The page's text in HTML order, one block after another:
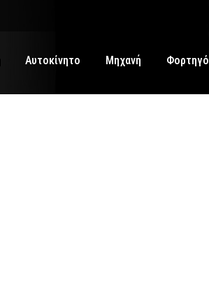
Αυτοκίνητο Μηχανή Φορτηγό